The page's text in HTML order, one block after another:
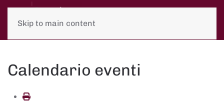
Skip to main content
Calendario eventi